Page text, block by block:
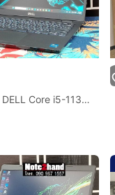
โน๊ตบุ๊คมือสอง DELL Core i5-1135G7 จอ14”FHD แรม8+NVMe512+การ์ดจอ Xe G4+วินโดว์แท้